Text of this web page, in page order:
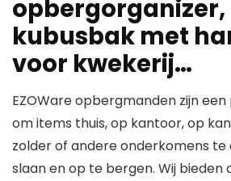
opbergorganizer,
kubusbak met
voor kwekerij…
EZOWare opbergmanden zijn
om items thuis, op kantoor, op
zolder of andere onderkomens te
slaan en op te bergen. Wij bieden